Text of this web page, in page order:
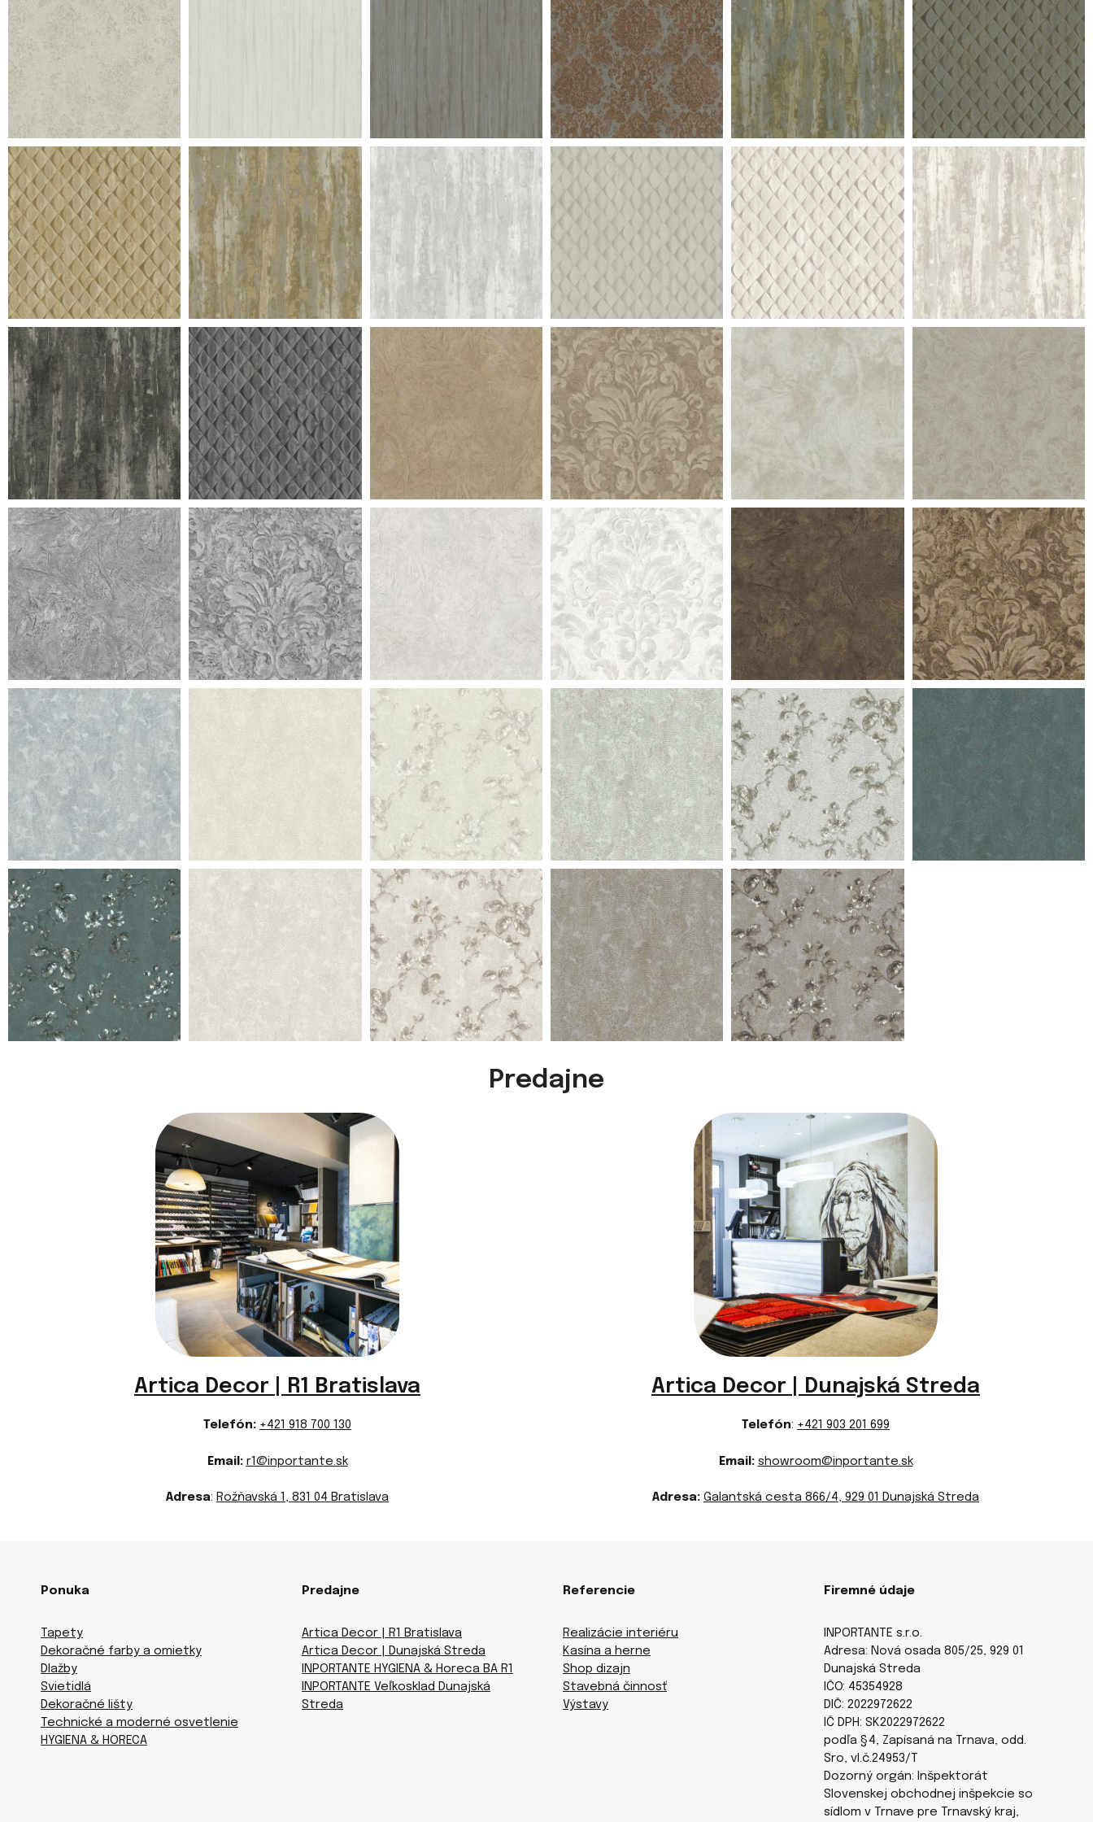
953 ramo f champagne 953 ramo f champagne 953 ramo f champagne 953 ramo f champagne
953 ramo f champagne 953 ramo f champagne 953 ramo f champagne 953 ramo f champagne 953 ramo f champagne 953 ramo f champagne
953 ramo f champagne 953 ramo f champagne 953 ramo f champagne 953 ramo f champagne 953 ramo f champagne 953 ramo f champagne
953 ramo f champagne 953 ramo f champagne 953 ramo f champagne 953 ramo f champagne 953 ramo f champagne
953 ramo f champagne 953 ramo f champagne 953 ramo f champagne 953 ramo f champagne
953 ramo f champagne 953 ramo f champagne 953 ramo f champagne 953 ramo f champagne 953 ramo f champagne
953 ramo f champagne
Predajne
Artica Decor | R1 Bratislava
Telefón: +421 918 700 130
Email: r1@inportante.sk
Adresa: Rožňavská 1, 831 04 Bratislava
Artica Decor | Dunajská Streda
Telefón: +421 903 201 699
Email: showroom@inportante.sk
Adresa: Galantská cesta 866/4, 929 01 Dunajská Streda
Ponuka
Tapety
Dekoračné farby a omietky
Dlažby
Svietidlá
Dekoračné lišty
Technické a moderné osvetlenie
HYGIENA & HORECA
Predajne
Artica Decor | R1 Bratislava
Artica Decor | Dunajská Streda
INPORTANTE HYGIENA & Horeca BA R1
INPORTANTE Veľkosklad Dunajská
Streda
Referencie
Realizácie interiéru
Kasína a herne
Shop dizajn
Stavebná činnosť
Výstavy
Firemné údaje
INPORTANTE s.r.o.
Adresa: Nová osada 805/25, 929 01
Dunajská Streda
IČO: 45354928
DIČ: 2022972622
IČ DPH: SK2022972622
podľa §4, Zapísaná na Trnava, odd.
Sro, vl.č.24953/T
Dozorný orgán: Inšpektorát
Slovenskej obchodnej inšpekcie so
sídlom v Trnave pre Trnavský kraj,